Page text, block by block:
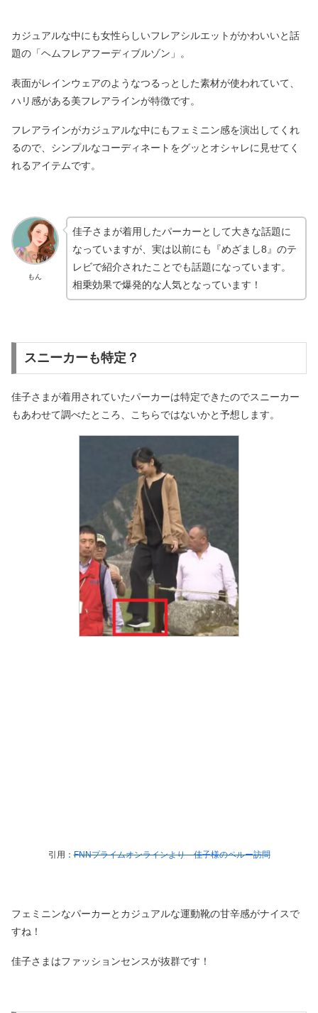
カジュアルな中にも女性らしいフレアシルエットがかわいいと話
題の「ヘムフレアフーディブルゾン」。
表面がレインウェアのようなつるっとした素材が使われていて、
ハリ感がある美フレアラインが特徴です。
フレアラインがカジュアルな中にもフェミニン感を演出してくれ
るので、シンプルなコーディネートをグッとオシャレに見せてく
れるアイテムです。
もん
佳子さまが着用したパーカーとして大きな話題に
なっていますが、実は以前にも『めざまし8』のテ
レビで紹介されたことでも話題になっています。
相乗効果で爆発的な人気となっています！
スニーカーも特定？
佳子さまが着用されていたパーカーは特定できたのでスニーカー
もあわせて調べたところ、こちらではないかと予想します。
引用：FNNプライムオンラインより 佳子様のペルー訪問
フェミニンなパーカーとカジュアルな運動靴の甘辛感がナイスで
すね！
佳子さまはファッションセンスが抜群です！